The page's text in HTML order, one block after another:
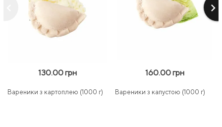
keyboard_arrow_right
130.00 грн
Вареники з картоплею (1000 г)
160.00 грн
Вареники з капустою (1000 г)